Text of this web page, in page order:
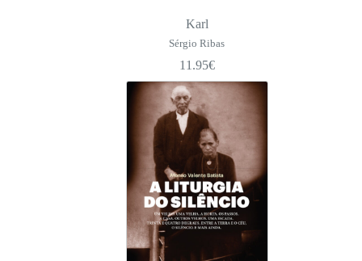
Karl
Sérgio Ribas
11.95€